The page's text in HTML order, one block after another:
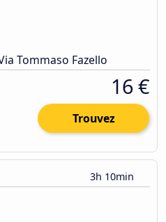
Tommaso Fazello
16 €
Trouvez
3h 10min